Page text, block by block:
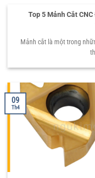
Top 5 Mảnh Cắt
Mảnh cắt là một trong
09
Th4